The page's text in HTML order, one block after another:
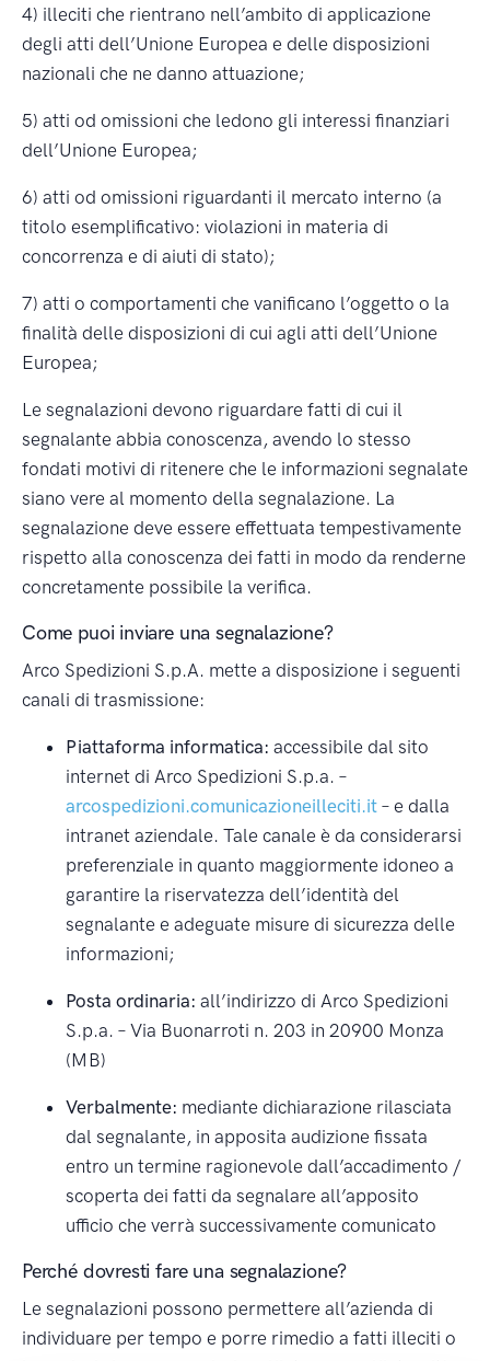
4) illeciti che rientrano nell’ambito di applicazione
degli atti dell’Unione Europea e delle disposizioni
nazionali che ne danno attuazione;
5) atti od omissioni che ledono gli interessi finanziari
dell’Unione Europea;
6) atti od omissioni riguardanti il mercato interno (a
titolo esemplificativo: violazioni in materia di
concorrenza e di aiuti di stato);
7) atti o comportamenti che vanificano l’oggetto o la
finalità delle disposizioni di cui agli atti dell’Unione
Europea;
Le segnalazioni devono riguardare fatti di cui il
segnalante abbia conoscenza, avendo lo stesso
fondati motivi di ritenere che le informazioni segnalate
siano vere al momento della segnalazione. La
segnalazione deve essere effettuata tempestivamente
rispetto alla conoscenza dei fatti in modo da renderne
concretamente possibile la verifica.
Come puoi inviare una segnalazione?
Arco Spedizioni S.p.A. mette a disposizione i seguenti
canali di trasmissione:
Piattaforma informatica: accessibile dal sito
internet di Arco Spedizioni S.p.a. –
arcospedizioni.comunicazioneilleciti.it – e dalla
intranet aziendale. Tale canale è da considerarsi
preferenziale in quanto maggiormente idoneo a
garantire la riservatezza dell’identità del
segnalante e adeguate misure di sicurezza delle
informazioni;
Posta ordinaria: all’indirizzo di Arco Spedizioni
S.p.a. – Via Buonarroti n. 203 in 20900 Monza
(MB)
Verbalmente: mediante dichiarazione rilasciata
dal segnalante, in apposita audizione fissata
entro un termine ragionevole dall’accadimento /
scoperta dei fatti da segnalare all’apposito
ufficio che verrà successivamente comunicato
Perché dovresti fare una segnalazione?
Le segnalazioni possono permettere all’azienda di
individuare per tempo e porre rimedio a fatti illeciti o